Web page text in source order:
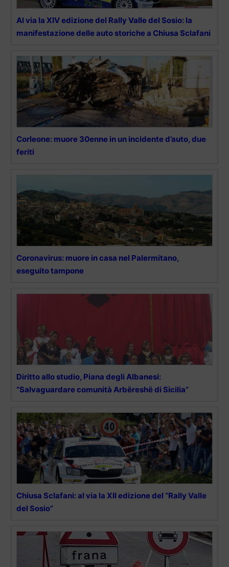
Al via la XIV edizione del Rally Valle del Sosio: la
manifestazione delle auto storiche a Chiusa Sclafani
Corleone: muore 30enne in un incidente d’auto, due
feriti
Coronavirus: muore in casa nel Palermitano,
eseguito tampone
Diritto allo studio, Piana degli Albanesi:
“Salvaguardare comunità Arbëreshë di Sicilia”
Chiusa Sclafani: al via la XII edizione del “Rally Valle
del Sosio”